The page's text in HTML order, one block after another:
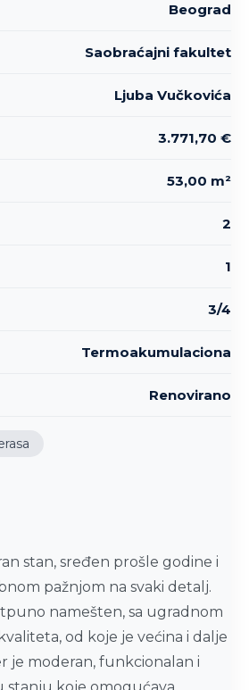
Beograd
Saobraćajni fakultet
Ljuba Vučkovića
3.771,70 €
53,00 m²
2
1
3/4
Termoakumulaciona
Renovirano
stan, sređen prošle godine i
pažnjom na svaki detalj.
namešten, sa ugradnom
od koje je većina i dalje
je moderan, funkcionalan i